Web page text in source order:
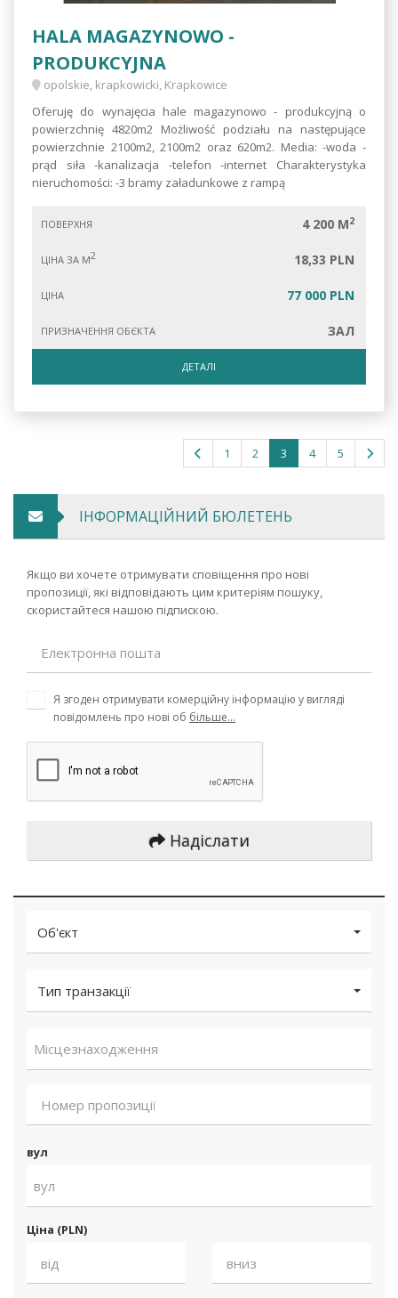
Об'єкт
Тип транзакції
Місцезнаходження
вул
вул
Ціна (PLN)
HALA MAGAZYNOWO -
PRODUKCYJNA
opolskie, krapkowicki, Krapkowice
Oferuję do wynajęcia hale magazynowo - produkcyjną o
powierzchnię 4820m2 Możliwość podziału na następujące
powierzchnie 2100m2, 2100m2 oraz 620m2. Media: -woda -
prąd siła -kanalizacja -telefon -internet Charakterystyka
nieruchomości: -3 bramy załadunkowe z rampą
ПОВЕРХНЯ 4 200 M2
ЦІНА ЗА М2 18,33 PLN
ЦІНА 77 000 PLN
ПРИЗНАЧЕННЯ ОБЄКТА ЗАЛ
ДЕТАЛІ
1 2 3 4 5
ІНФОРМАЦІЙНИЙ БЮЛЕТЕНЬ
Якщо ви хочете отримувати сповіщення про нові
пропозиції, які відповідають цим критеріям пошуку,
скористайтеся нашою підпискою.
Я згоден отримувати комерційну інформацію у вигляді
повідомлень про нові об більше...
Надіслати